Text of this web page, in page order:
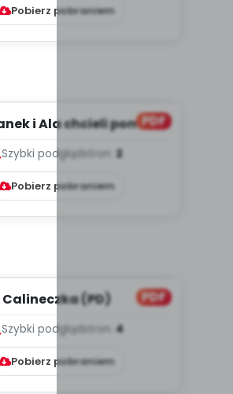
Pobierz pobraniem
PDF
i Ala chcieli pomóc
Szybki podglądstron: 2
Pobierz pobraniem
PDF
Calineczka (PD)
Szybki podgląd stron: 4
Pobierz pobraniem